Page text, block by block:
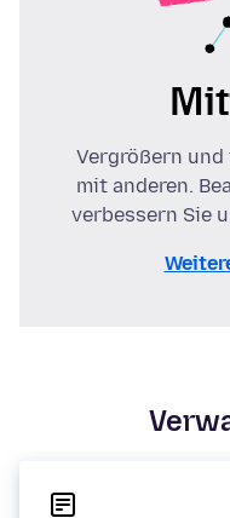
Vergrößern
mit anderen.
verbessern Sie